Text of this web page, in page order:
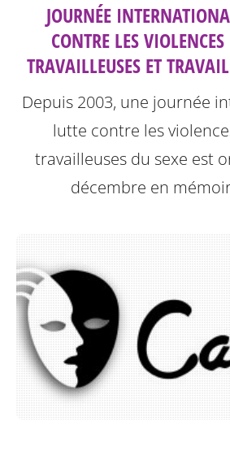
JOURNÉE
CONTRE LES
TRAVAILLEUSES ET
Depuis 2003, une journée
lutte contre les
travailleuses du sexe est
décembre en